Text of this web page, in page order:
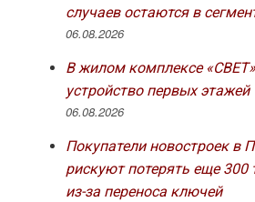
случаев остаются в
06.08.2026
В жилом комплексе
устройство первых этажей
06.08.2026
Покупатели новостроек в
рискуют потерять еще 300
из-за переноса ключей